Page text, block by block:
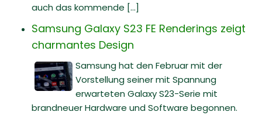
auch das kommende [...]
Samsung Galaxy S23 FE Renderings zeigt
charmantes Design
Samsung hat den Februar mit der
Vorstellung seiner mit Spannung
erwarteten Galaxy S23-Serie mit
brandneuer Hardware und Software begonnen.